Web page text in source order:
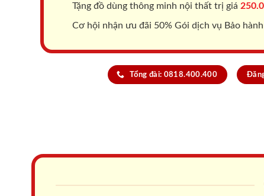
Tặng đồ dùng thông minh nội thất trị giá
Cơ hội nhận ưu đãi 50% Gói dịch vụ Bảo
Tổng đài: 0818.400.400